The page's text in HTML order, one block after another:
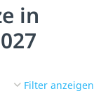
in
Filter anzeigen